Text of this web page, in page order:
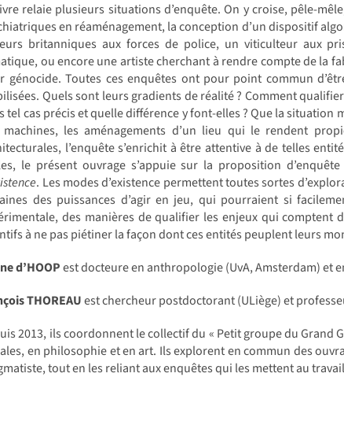
relaie plusieurs situations d’enquête. On y croise, pêle-
en réaménagement, la conception d’un dispositif
britanniques aux forces de police, un viticulteur aux
ou encore une artiste cherchant à rendre compte de la
génocide. Toutes ces enquêtes ont pour point commun
Quels sont leurs gradients de réalité ? Comment
tel cas précis et quelle différence y font-elles ? Que la situation
les aménagements d’un lieu qui le rendent
l’enquête s’enrichit à être attentive à de telles
le présent ouvrage s’appuie sur la proposition
. Les modes d’existence permettent toutes sortes
des puissances d’agir en jeu, qui pourraient si
des manières de qualifier les enjeux qui comptent
à ne pas piétiner la façon dont ces entités peuplent leurs
d’HOOPest docteure en anthropologie (UvA, Amsterdam) et
THOREAUest chercheur postdoctorant (ULiège) et
2013, ils coordonnent le collectif du « Petit groupe du Grand
en philosophie et en art. Ils explorent en commun des
tout en les reliant aux enquêtes qui les mettent au